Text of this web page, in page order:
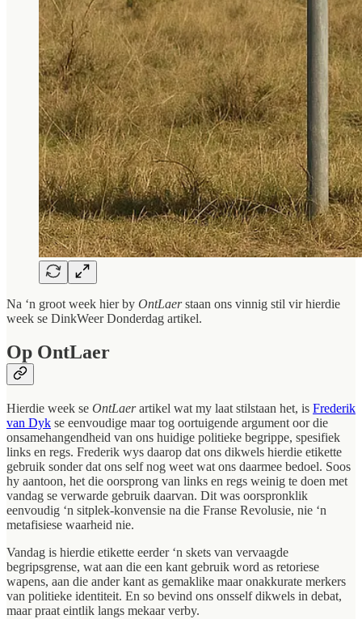
Na ‘n groot week hier by OntLaerstaan ons vinnig stil vir hierdie
week se DinkWeer Donderdag artikel.
Op OntLaer
Hierdie week se OntLaerartikel wat my laat stilstaan het, is Frederik
van Dyk se eenvoudige maar tog oortuigende argument oor die
onsamehangendheid van ons huidige politieke begrippe, spesifiek
links en regs. Frederik wys daarop dat ons dikwels hierdie etikette
gebruik sonder dat ons self nog weet wat ons daarmee bedoel. Soos
hy aantoon, het die oorsprong van links en regs weinig te doen met
vandag se verwarde gebruik daarvan. Dit was oorspronklik
eenvoudig ‘n sitplek-konvensie na die Franse Revolusie, nie ‘n
metafisiese waarheid nie.
Vandag is hierdie etikette eerder ‘n skets van vervaagde
begripsgrense, wat aan die een kant gebruik word as retoriese
wapens, aan die ander kant as gemaklike maar onakkurate merkers
van politieke identiteit. En so bevind ons onsself dikwels in debat,
maar praat eintlik langs mekaar verby.